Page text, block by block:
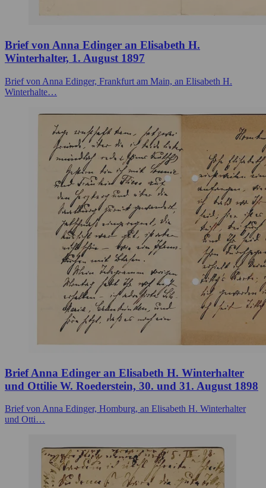
Brief von Anna Edinger an Elisabeth H.
Winterhalter, 1. August 1897
Brief von Anna Edinger, Frankfurt am Main, an Elisabeth H.
Winterhalte…
Brief Anna Edinger an Elisabeth H. Winterhalter
und Ottilie W. Roederstein, 30. und 31. August 1898
Brief von Anna Edinger, Homburg, an Elisabeth H. Winterhalter
und Otti…